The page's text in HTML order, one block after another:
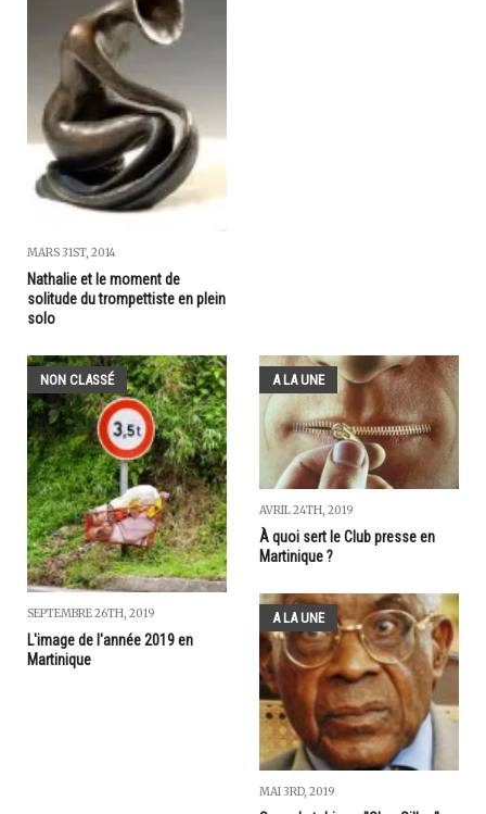
MARS 31ST, 2014
Nathalie et le moment de
solitude du trompettiste en plein
solo
NON CLASSÉ
SEPTEMBRE 26TH, 2019
L'image de l'année 2019 en
Martinique
A LA UNE
AVRIL 24TH, 2019
À quoi sert le Club presse en
Martinique ?
A LA UNE
MAI 3RD, 2019